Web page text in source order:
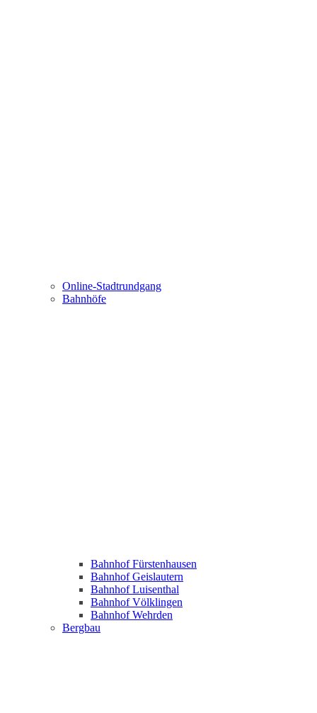
Online-Stadtrundgang
Bahnhöfe
Bahnhof Fürstenhausen
Bahnhof Geislautern
Bahnhof Luisenthal
Bahnhof Völklingen
Bahnhof Wehrden
Bergbau